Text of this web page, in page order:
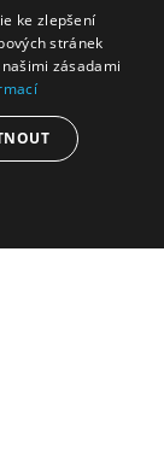
ke zlepšení
stránek
zásadami